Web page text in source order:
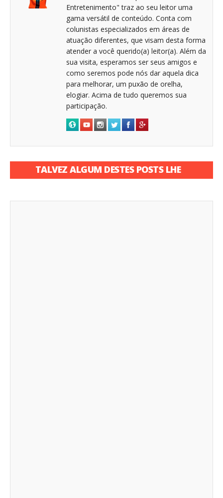
Entretenimento" traz ao seu leitor uma
gama versátil de conteúdo. Conta com
colunistas especializados em áreas de
atuação diferentes, que visam desta forma
atender a você querido(a) leitor(a). Além da
sua visita, esperamos ser seus amigos e
como seremos pode nós dar aquela dica
para melhorar, um puxão de orelha,
elogiar. Acima de tudo queremos sua
participação.
TALVEZ ALGUM DESTES POSTS LHE